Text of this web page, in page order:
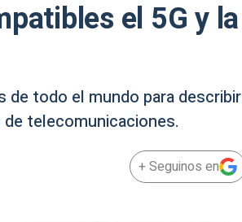
el 5G y la
de todo el mundo para describir
telecomunicaciones.
+ Seguinos en